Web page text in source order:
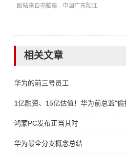
跟帖来自电脑端 · 中国广东阳江
相关文章
华为的前三号员工
1亿融资、15亿估值！华为前总监"
鸿蒙PC发布正当其时
华为最全分支概念总结